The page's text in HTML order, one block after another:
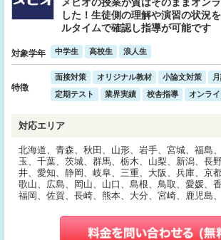
した！生徒側の理解や演習の状況
ルタイムで確認し指導が可能です
対象学年 中学生 高校生 浪人生
特徴
面接対策 オリジナル教材 小論文対策
定期テスト
業界実績 校舎指導 オンラ
対応エリア
北海道、青森、秋田、山形、岩手、宮城、福島
玉、千葉、茨城、群馬、栃木、山梨、新潟、長
井、愛知、静岡、岐阜、三重、大阪、兵庫、京
歌山、広島、岡山、山口、島根、鳥取、愛媛、
福岡、佐賀、長崎、熊本、大分、宮崎、鹿児島